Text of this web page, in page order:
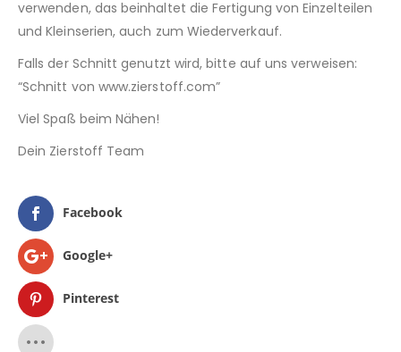
verwenden, das beinhaltet die Fertigung von Einzelteilen
und Kleinserien, auch zum Wiederverkauf.
Falls der Schnitt genutzt wird, bitte auf uns verweisen:
“Schnitt von www.zierstoff.com”
Viel Spaß beim Nähen!
Dein Zierstoff Team
Facebook
Google+
Pinterest